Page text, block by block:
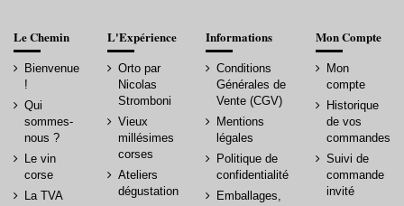
Le Chemin
Bienvenue
!
Qui
sommes-
nous ?
Le vin
corse
La TVA
L'Expérience
Orto par
Nicolas
Stromboni
Vieux
millésimes
corses
Ateliers
dégustation
Informations
Conditions
Générales de
Vente (CGV)
Mentions
légales
Politique de
confidentialité
Emballages,
Mon Compte
Mon
compte
Historique
de vos
commandes
Suivi de
commande
invité